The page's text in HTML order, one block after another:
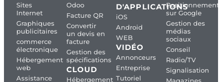
Sites
Internet
Graphiques
publicitaires
commerce
électronique
Hébergement
web
Assistance
Odoo
Facture QR
Convertir
un devis en
facture
Gestion des
spécifications
CLOUD
Hébergement
D'APPLICATIONS
iOS
Android
WEB
VIDÉO
Annonceurs
Entreprise
Tutoriel
Positionnement
sur Google
Gestion des
médias
sociaux
Conseil
Radio/TV
Signalisation